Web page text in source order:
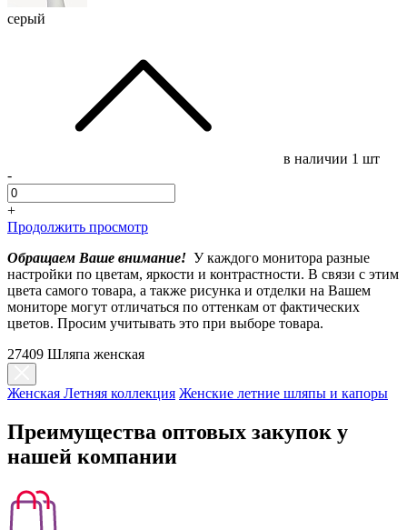
серый
в наличии 1 шт
-
+
Продолжить просмотр
Обращаем Ваше внимание! У каждого монитора разные
настройки по цветам, яркости и контрастности. В связи с этим
цвета самого товара, а также рисунка и отделки на Вашем
мониторе могут отличаться по оттенкам от фактических
цветов. Просим учитывать это при выборе товара.
27409 Шляпа женская
Женская Летняя коллекция Женские летние шляпы и капоры
Преимущества оптовых закупок у
нашей компании